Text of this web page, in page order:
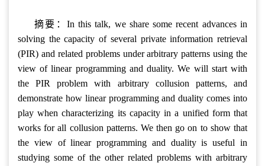
摘要：In this talk, we share some recent advances in
solving the capacity of several private information retrieval
(PIR) and related problems under arbitrary patterns using the
view of linear programming and duality. We will start with
the PIR problem with arbitrary collusion patterns, and
demonstrate how linear programming and duality comes into
play when characterizing its capacity in a unified form that
works for all collusion patterns. We then go on to show that
the view of linear programming and duality is useful in
studying some of the other related problems with arbitrary